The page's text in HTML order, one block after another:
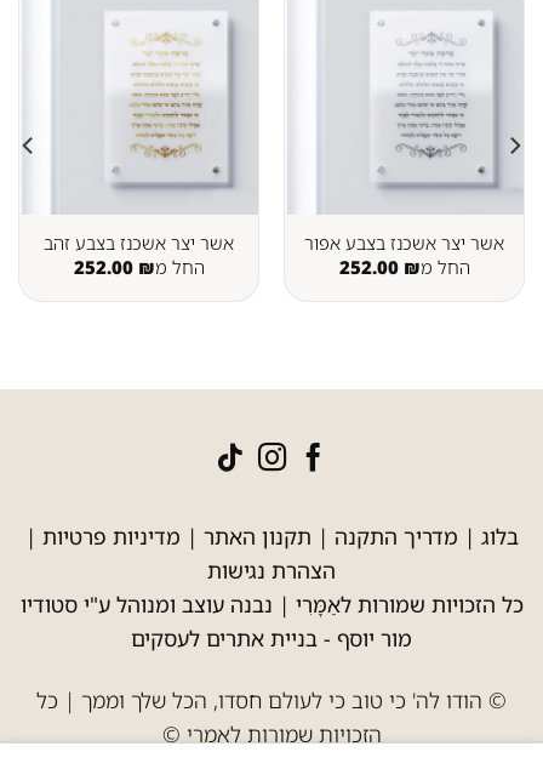
אשר יצר אשכנז בצבע אפור
החל מ
252.00 ₪
אשר יצר אשכנז בצבע זהב
החל מ
252.00 ₪
בלוג | מדריך התקנה | תקנון האתר | מדיניות פרטיות |
הצהרת נגישות
כל הזכויות שמורות לאַמָּרִי | נבנה עוצב ומנוהל ע"י סטודיו
מור יוסף - בניית אתרים לעסקים
© הודו לה' כי טוב כי לעולם חסדו, הכל שלך וממך | כל
הזכויות שמורות לאמרי ©